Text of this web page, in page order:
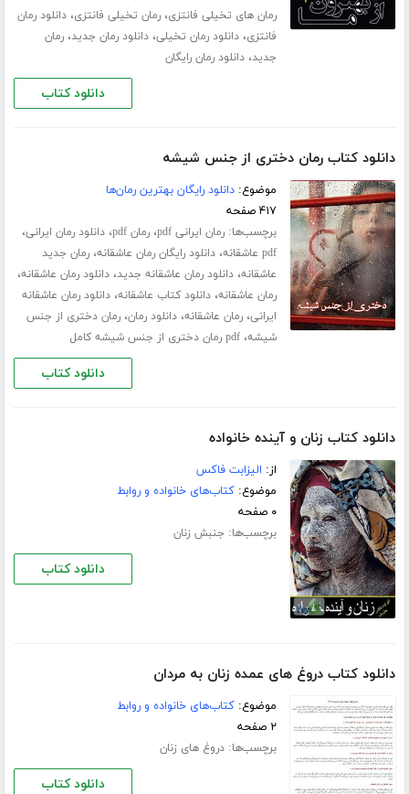
رمان های تخیلی فانتزی،رمان تخیلی فانتزی،دانلود رمان
فانتزی،دانلود رمان تخیلی،دانلود رمان جدید،رمان
جدید،دانلود رمان رایگان
دانلود کتاب
دانلود کتاب رمان دختری از جنس شیشه
موضوع:دانلود رایگان بهترین رمان‌ها
۴۱۷ صفحه
برچسب‌ها:رمان ایرانی pdf ،رمان pdf ،دانلود رمان ایرانی،
pdf عاشقانه ،دانلود رایگان رمان عاشقانه،رمان جدید
عاشقانه،دانلود رمان عاشقانه جدید،دانلود رمان عاشقانه،
رمان عاشقانه،دانلود کتاب عاشقانه،دانلود رمان عاشقانه
ایرانی،رمان عاشقانه،دانلود رمان،رمان دختری از جنس
شیشه،pdf رمان دختری از جنس شیشه کامل
دانلود کتاب
دانلود کتاب زنان و آینده خانواده
از: الیزابت فاکس
موضوع:کتاب‌های خانواده و روابط
۰ صفحه
برچسب‌ها: جنبش زنان
دانلود کتاب
دانلود کتاب دروغ های عمده زنان به مردان
موضوع:کتاب‌های خانواده و روابط
۲ صفحه
برچسب‌ها:دروغ های زنان
دانلود کتاب